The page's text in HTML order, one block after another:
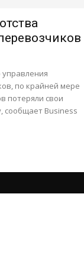
по крайней мере
потеряли свои
сообщает Business